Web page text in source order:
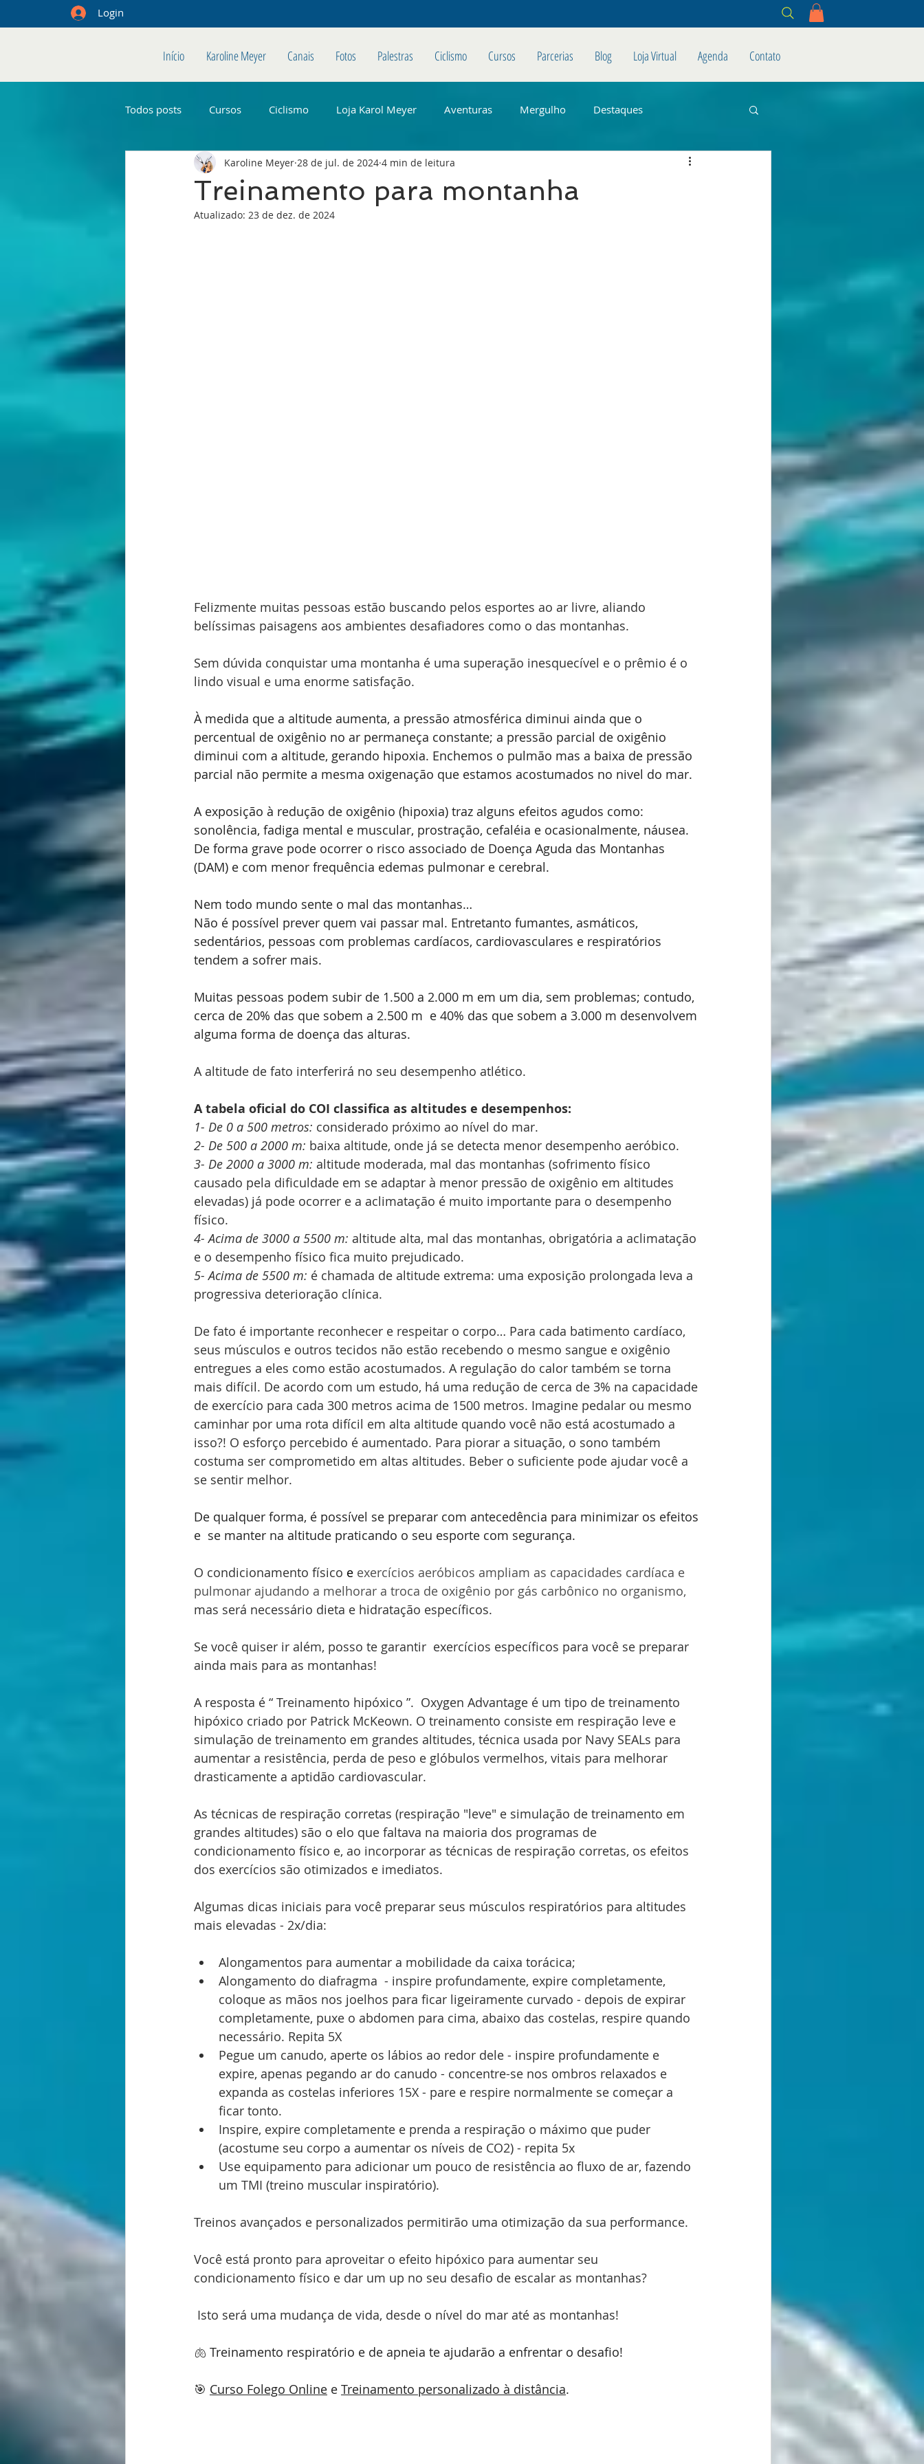
Login
Início Karoline Meyer Canais Fotos Palestras Ciclismo Cursos Parcerias Blog Loja Virtual Agenda Contato
Todos posts Cursos Ciclismo Loja Karol Meyer Aventuras Mergulho Destaques
Treinamento para montanha
Karoline Meyer 28 de jul. de 2024 4 min de leitura
Atualizado: 23 de dez. de 2024
Felizmente muitas pessoas estão buscando pelos esportes ao ar livre, aliando
belíssimas paisagens aos ambientes desafiadores como o das montanhas.
Sem dúvida conquistar uma montanha é uma superação inesquecível e o prêmio é o
lindo visual e uma enorme satisfação.
À medida que a altitude aumenta, a pressão atmosférica diminui ainda que o
percentual de oxigênio no ar permaneça constante; a pressão parcial de oxigênio
diminui com a altitude, gerando hipoxia. Enchemos o pulmão mas a baixa de pressão
parcial não permite a mesma oxigenação que estamos acostumados no nivel do mar.
A exposição à redução de oxigênio (hipoxia) traz alguns efeitos agudos como:
sonolência, fadiga mental e muscular, prostração, cefaléia e ocasionalmente, náusea.
De forma grave pode ocorrer o risco associado de Doença Aguda das Montanhas
(DAM) e com menor frequência edemas pulmonar e cerebral.
Nem todo mundo sente o mal das montanhas…
Não é possível prever quem vai passar mal. Entretanto fumantes, asmáticos,
sedentários, pessoas com problemas cardíacos, cardiovasculares e respiratórios
tendem a sofrer mais.
Muitas pessoas podem subir de 1.500 a 2.000 m em um dia, sem problemas; contudo,
cerca de 20% das que sobem a 2.500 m  e 40% das que sobem a 3.000 m desenvolvem
alguma forma de doença das alturas.
A altitude de fato interferirá no seu desempenho atlético.
A tabela oficial do COI classifica as altitudes e desempenhos:
1- De 0 a 500 metros: considerado próximo ao nível do mar.
2- De 500 a 2000 m: baixa altitude, onde já se detecta menor desempenho aeróbico.
3- De 2000 a 3000 m: altitude moderada, mal das montanhas (sofrimento físico
causado pela dificuldade em se adaptar à menor pressão de oxigênio em altitudes
elevadas) já pode ocorrer e a aclimatação é muito importante para o desempenho
físico.
4- Acima de 3000 a 5500 m: altitude alta, mal das montanhas, obrigatória a aclimatação
e o desempenho físico fica muito prejudicado.
5- Acima de 5500 m: é chamada de altitude extrema: uma exposição prolongada leva a
progressiva deterioração clínica.
De fato é importante reconhecer e respeitar o corpo… Para cada batimento cardíaco,
seus músculos e outros tecidos não estão recebendo o mesmo sangue e oxigênio
entregues a eles como estão acostumados. A regulação do calor também se torna
mais difícil. De acordo com um estudo, há uma redução de cerca de 3% na capacidade
de exercício para cada 300 metros acima de 1500 metros. Imagine pedalar ou mesmo
caminhar por uma rota difícil em alta altitude quando você não está acostumado a
isso?! O esforço percebido é aumentado. Para piorar a situação, o sono também
costuma ser comprometido em altas altitudes. Beber o suficiente pode ajudar você a
se sentir melhor.
De qualquer forma, é possível se preparar com antecedência para minimizar os efeitos
e  se manter na altitude praticando o seu esporte com segurança.
O condicionamento físico e exercícios aeróbicos ampliam as capacidades cardíaca e
pulmonar ajudando a melhorar a troca de oxigênio por gás carbônico no organismo,
mas será necessário dieta e hidratação específicos.
Se você quiser ir além, posso te garantir  exercícios específicos para você se preparar
ainda mais para as montanhas!
A resposta é “ Treinamento hipóxico ”.  Oxygen Advantage é um tipo de treinamento
hipóxico criado por Patrick McKeown. O treinamento consiste em respiração leve e
simulação de treinamento em grandes altitudes, técnica usada por Navy SEALs para
aumentar a resistência, perda de peso e glóbulos vermelhos, vitais para melhorar
drasticamente a aptidão cardiovascular.
As técnicas de respiração corretas (respiração "leve" e simulação de treinamento em
grandes altitudes) são o elo que faltava na maioria dos programas de
condicionamento físico e, ao incorporar as técnicas de respiração corretas, os efeitos
dos exercícios são otimizados e imediatos.
Algumas dicas iniciais para você preparar seus músculos respiratórios para altitudes
mais elevadas - 2x/dia:
Alongamentos para aumentar a mobilidade da caixa torácica;
Alongamento do diafragma  - inspire profundamente, expire completamente,
coloque as mãos nos joelhos para ficar ligeiramente curvado - depois de expirar
completamente, puxe o abdomen para cima, abaixo das costelas, respire quando
necessário. Repita 5X
Pegue um canudo, aperte os lábios ao redor dele - inspire profundamente e
expire, apenas pegando ar do canudo - concentre-se nos ombros relaxados e
expanda as costelas inferiores 15X - pare e respire normalmente se começar a
ficar tonto.
Inspire, expire completamente e prenda a respiração o máximo que puder
(acostume seu corpo a aumentar os níveis de CO2) - repita 5x
Use equipamento para adicionar um pouco de resistência ao fluxo de ar, fazendo
um TMI (treino muscular inspiratório).
Treinos avançados e personalizados permitirão uma otimização da sua performance.
Você está pronto para aproveitar o efeito hipóxico para aumentar seu
condicionamento físico e dar um up no seu desafio de escalar as montanhas?
Isto será uma mudança de vida, desde o nível do mar até as montanhas!
🫁 Treinamento respiratório e de apneia te ajudarão a enfrentar o desafio!
🎯 Curso Folego Online e Treinamento personalizado à distância.